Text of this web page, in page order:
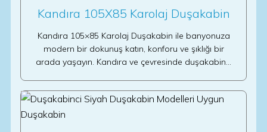
Kandıra 105X85 Karolaj Duşakabin
Kandıra 105×85 Karolaj Duşakabin ile banyonuza
modern bir dokunuş katın, konforu ve şıklığı bir
arada yaşayın. Kandıra ve çevresinde duşakabin…